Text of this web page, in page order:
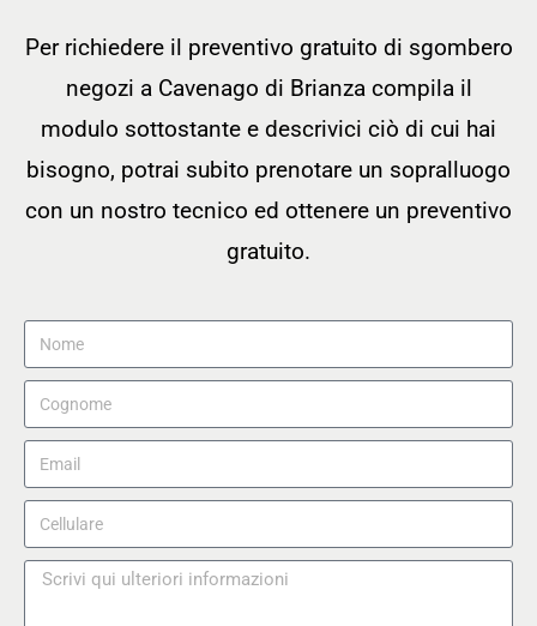
Per richiedere il preventivo gratuito di sgombero
negozi a Cavenago di Brianza compila il
modulo sottostante e descrivici ciò di cui hai
bisogno, potrai subito prenotare un sopralluogo
con un nostro tecnico ed ottenere un preventivo
gratuito.